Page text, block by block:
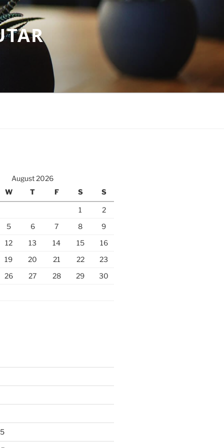
August 2026
W T F S S
1
2
5 6 7 8
9
12 13 14 15
16
19 20 21 22
23
26 27 28 29
30